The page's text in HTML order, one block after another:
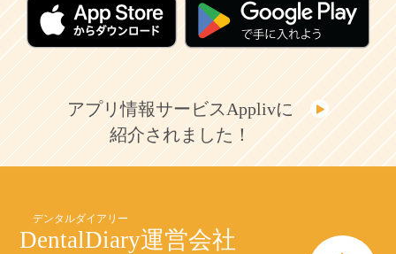
アプリ情報サービスApplivに
紹介されました！
DentalDiary運営会社